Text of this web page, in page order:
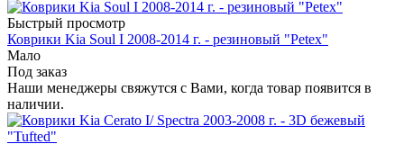
Быстрый просмотр
Коврики Kia Soul I 2008-2014 г. - резиновый "Petex"
Мало
Под заказ
Наши менеджеры свяжутся с Вами, когда товар появится в
наличии.